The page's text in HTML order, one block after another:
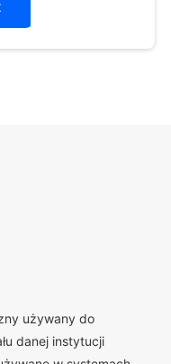
używany do
danej instytucji